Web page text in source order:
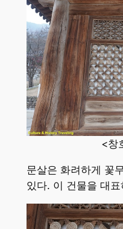
<창
문살은 화려하게 꽃
있다. 이 건물을 대